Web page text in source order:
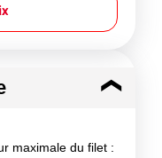
maximale du filet :